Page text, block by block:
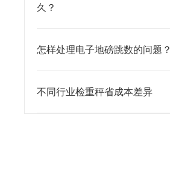
久？
怎样处理电子地磅跳数的问题？
不同行业检重秤省成本差异